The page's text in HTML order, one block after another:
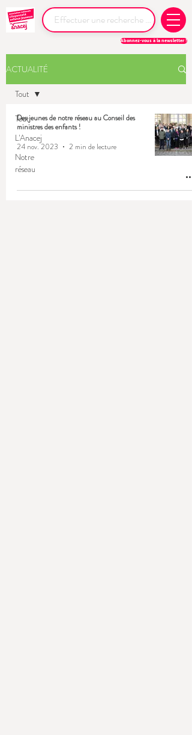
Abonnez-vous à la newsletter !
ACTUALITÉ
Tout
L'Anacej
Notre
réseau
Tout
Des jeunes de notre réseau au Conseil des
ministres des enfants !
24 nov. 2023
2 min de lecture